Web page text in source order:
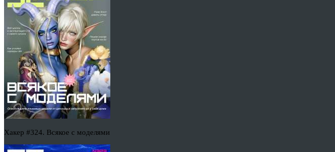
Хакер #324. Всякое с моделями